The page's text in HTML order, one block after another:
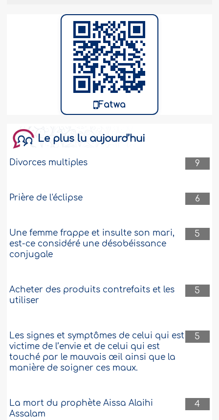
Ma sœur est chrétienne et elle nous a
informés il y a peu qu'elle était en
contact avec notre mère décédée par le
biais d'un médium. Etant donné que je
suis musulmane, je ne crois pas à ce
genre de chose, mais je ne sais pas
comment lui expliquer cela ni comment
la convaincre d'arrêter ce genre de
pratiques. J'aimerais en savoir plus..
sorcellerie et quelle est la sentence de
Quelle est la réalité scientifique de la
sorcellerie et quelle est la sentence de
82269 17-10-2017
Se prémunir de la présence des démons
Assalam alaykoum,Comment une femme
doit se vêtir pour dormir le soir en temps
couple ? ..
361702
J’ai un problème qui me tracasse depuis
trois ans: je perds tous les poils de mon
Fatwa
Le plus lu aujourd’hui
9
Divorces multiples
6
Prière de l'éclipse
5
Une femme frappe et insulte son mari,
est-ce considéré une désobéissance
conjugale
5
Acheter des produits contrefaits et les
utiliser
5
Les signes et symptômes de celui qui est
victime de l’envie et de celui qui est
touché par le mauvais œil ainsi que la
manière de soigner ces maux.
4
La mort du prophète Aissa Alaihi
Assalam